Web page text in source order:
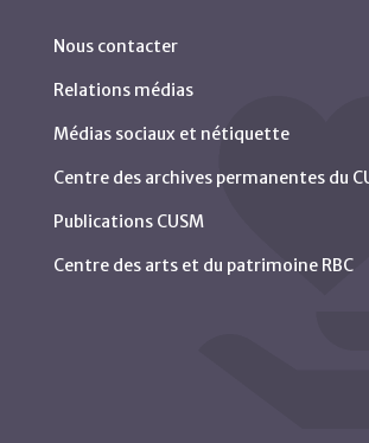
Nous contacter
Relations médias
Médias sociaux et nétiquette
Centre des archives permanentes du
Publications CUSM
Centre des arts et du patrimoine RBC